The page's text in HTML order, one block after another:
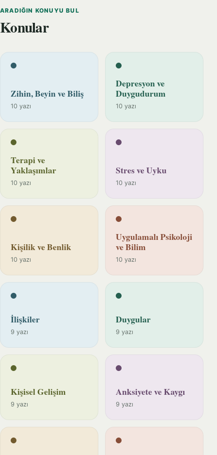
ARADIĞIN KONUYU BUL
Konular
Zihin, Beyin ve Biliş
10 yazı
Depresyon ve
Duygudurum
10 yazı
Terapi ve
Yaklaşımlar
10 yazı
Stres ve Uyku
10 yazı
Kişilik ve Benlik
10 yazı
Uygulamalı Psikoloji
ve Bilim
10 yazı
İlişkiler
9 yazı
Duygular
9 yazı
Kişisel Gelişim
9 yazı
Anksiyete ve Kaygı
9 yazı